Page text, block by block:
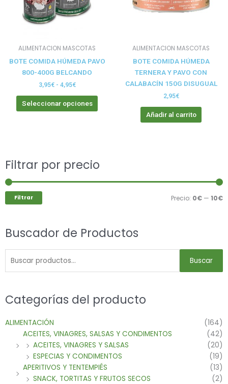
ALIMENTACION MASCOTAS
BOTE COMIDA HÚMEDA PAVO
800-400G BELCANDO
3,95€ - 4,95€
Seleccionar opciones
la
producto
ALIMENTACION MASCOTAS
BOTE COMIDA HÚMEDA
TERNERA Y PAVO CON
CALABACÍN 150G DISUGUAL
2,95€
Añadir al carrito
Filtrar por precio
Filtrar Precio: 0€ — 10€
Buscador de Productos
Buscar
Buscar
Categorías del producto
ALIMENTACIÓN
(164)
ACEITES, VINAGRES, SALSAS Y CONDIMENTOS
(42)
ACEITES, VINAGRES Y SALSAS
(20)
ESPECIAS Y CONDIMENTOS
(19)
APERITIVOS Y TENTEMPIÉS
(13)
SNACK, TORTITAS Y FRUTOS SECOS
(2)